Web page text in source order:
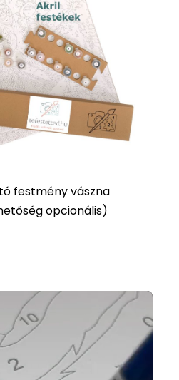
festmény vászna
opcionális)